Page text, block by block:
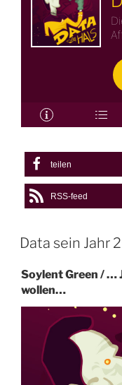
teilen
RSS-feed
Data sein Jahr
Soylent Green / …
wollen…